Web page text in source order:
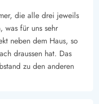
die alle drei jeweils
für uns sehr
neben dem Haus, so
draussen hat. Das
zu den anderen